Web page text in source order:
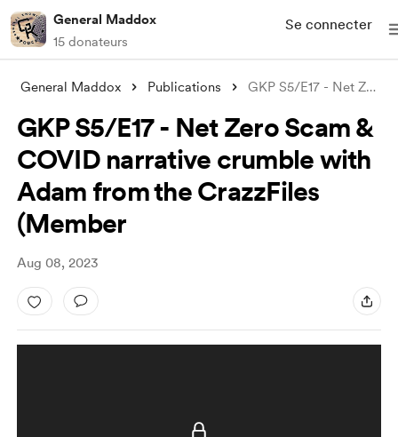
General Maddox
15 donateurs
Se connecter
General Maddox Publications GKP S5/E17 - Net Zero Scam & COV
GKP S5/E17 - Net Zero Scam &
COVID narrative crumble with
Adam from the CrazzFiles
(Member
Aug 08, 2023